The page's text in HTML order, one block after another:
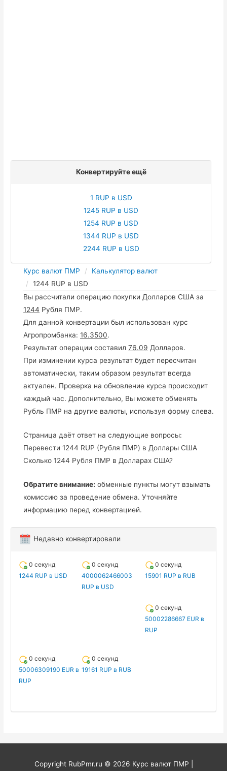
Конвертируйте ещё
1 RUP в USD
1245 RUP в USD
1254 RUP в USD
1344 RUP в USD
2244 RUP в USD
Курс валют ПМР
Калькулятор валют
1244 RUP в USD
Вы рассчитали операцию покупки Долларов США за
1244 Рубля ПМР.
Для данной конвертации был использован курс
Агропромбанка:16.3500.
Результат операции составил76.09 Долларов.
При изминении курса результат будет пересчитан
автоматически, таким образом результат всегда
актуален. Проверка на обновление курса происходит
каждый час. Дополнительно, Вы можете обменять
Рубль ПМР на другие валюты, используя форму слева.
Страница даёт ответ на следующие вопросы:
Перевести 1244 RUP (Рубля ПМР) в Доллары США
Сколько 1244 Рубля ПМР в Долларах США?
Обратите внимание: обменные пункты могут взымать
комиссию за проведение обмена. Уточняйте
информацию перед конвертацией.
Недавно конвертировали
0 секунд
1244 RUP в USD
0 секунд
4000062466003
RUP в USD
0 секунд
15901 RUP в RUB
0 секунд
50002286667 EUR в
RUP
0 секунд
50006309190 EUR в
RUP
0 секунд
19161 RUP в RUB
Copyright RubPmr.ru © 2026 Курс валют ПМР